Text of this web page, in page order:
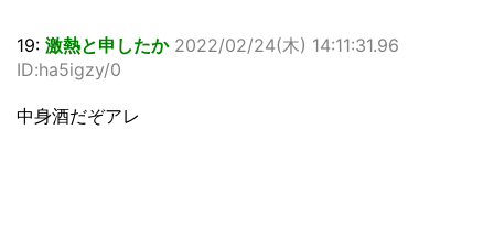
19: 激熱と申したか 2022/02/24(木) 14:11:31.96
ID:ha5igzy/0
中身酒だぞアレ